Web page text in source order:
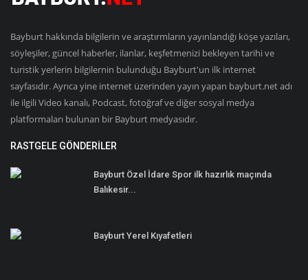
Bayburt hakkında bilgilerin ve araştırmların yayınlandığı köşe yazıları,
söyleşiler, güncel haberler, ilanlar, keşfetmenizi bekleyen tarihi ve
turistik yerlerin bilgilernin bulunduğu Bayburt'un ilk internet
sayfasıdır. Ayrıca yine internet üzerinden yayın yapan bayburt.net adı
ile ilgili Video kanalı, Podcast, fotoğraf ve diğer sosyal medya
platformaları bulunan bir Bayburt medyasıdır.
RASTGELE GÖNDERILER
Bayburt Özel İdare Spor ilk hazırlık maçında
Balıkesir...
Bayburt Yerel Kıyafetleri